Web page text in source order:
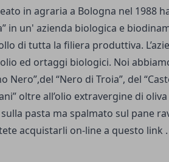
in agraria a Bologna nel 1988
in un' azienda biologica e
di tutta la filiera produttiva.
ed ortaggi biologici. Noi
Nero”,del “Nero di Troia”, del
oltre all’olio extravergine di
pasta ma spalmato sul pane
acquistarli on-line a questo link .